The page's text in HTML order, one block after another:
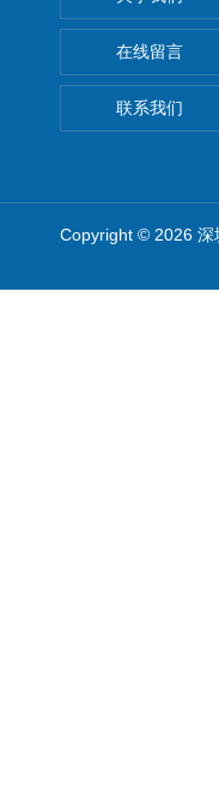
在线留言
联系我们
Copyright © 2026 深